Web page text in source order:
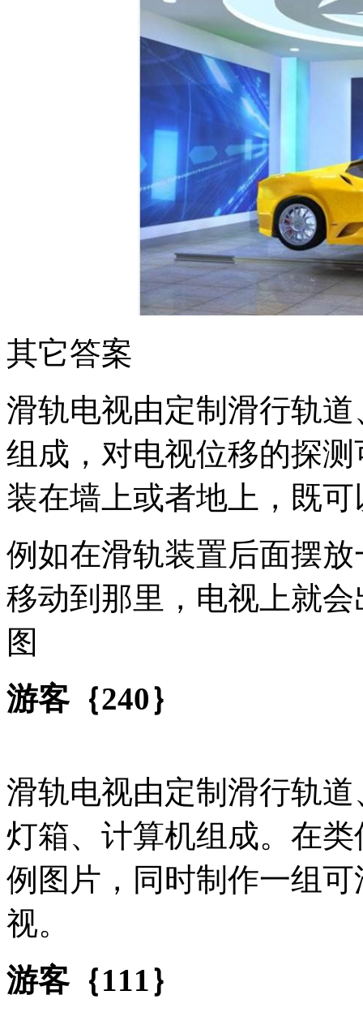
其它答案
滑轨电视由定制滑行轨
组成，对电视位移的探
装在墙上或者地上，既
例如在滑轨装置后面摆
移动到那里，电视上就
图
游客｛240｝
滑轨电视由定制滑行轨
灯箱、计算机组成。在
例图片，同时制作一组
视。
游客｛111｝